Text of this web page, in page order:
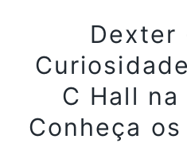
Dexter
C Hall na
Conheça